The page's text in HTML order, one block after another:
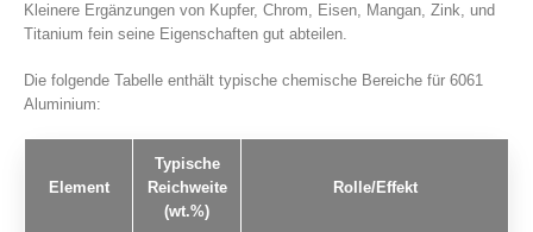
Kleinere Ergänzungen von Kupfer, Chrom, Eisen, Mangan, Zink, und
Titanium fein seine Eigenschaften gut abteilen.
Die folgende Tabelle enthält typische chemische Bereiche für 6061
Aluminium:
Element
Typische
Reichweite
(wt.%)
Rolle/Effekt